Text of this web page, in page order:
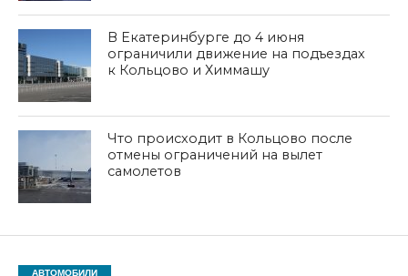
В Екатеринбурге до 4 июня
ограничили движение на подъездах
к Кольцово и Химмашу
Что происходит в Кольцово после
отмены ограничений на вылет
самолетов
АВТОМОБИЛИ